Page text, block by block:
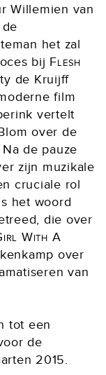
Willemien van
het zal
bij Flesh
de Kruijff
film
vertelt
over de
Na de pauze
zijn muzikale
cruciale rol
het woord
die over
With A
over
van
tot een
de
2015.